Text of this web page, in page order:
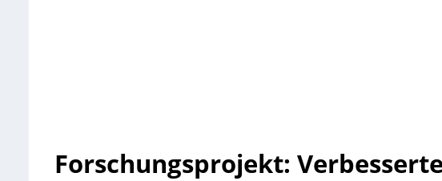
Forschungsprojekt: